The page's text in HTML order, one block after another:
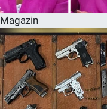
Magazin